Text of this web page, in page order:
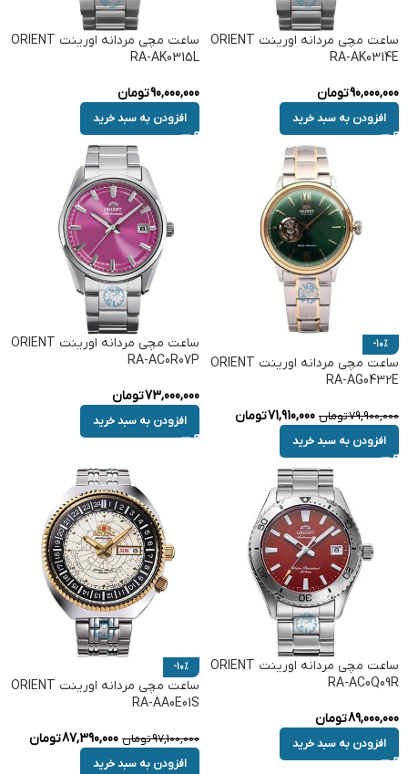
ساعت مچی مردانه اورینت ORIENT
RA-AK0314E
90,000,000تومان
افزودن به سبد خرید
ساعت مچی مردانه اورینت ORIENT
RA-AK0315L
90,000,000تومان
افزودن به سبد خرید
-10%
ساعت مچی مردانه اورینت ORIENT
RA-AG0432E
79,900,000تومان 71,910,000تومان
افزودن به سبد خرید
ساعت مچی مردانه اورینت ORIENT
RA-AC0R07P
73,000,000تومان
افزودن به سبد خرید
ساعت مچی مردانه اورینت ORIENT
RA-AC0Q09R
89,000,000تومان
افزودن به سبد خرید
-10%
ساعت مچی مردانه اورینت ORIENT
RA-AA0E01S
97,100,000تومان 87,390,000تومان
افزودن به سبد خرید